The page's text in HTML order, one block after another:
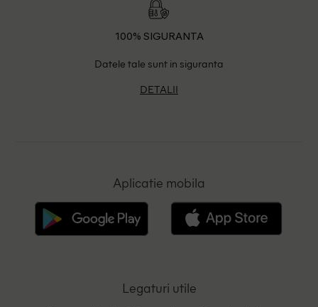
100% SIGURANTA
Datele tale sunt in siguranta
DETALII
Aplicatie mobila
Legaturi utile